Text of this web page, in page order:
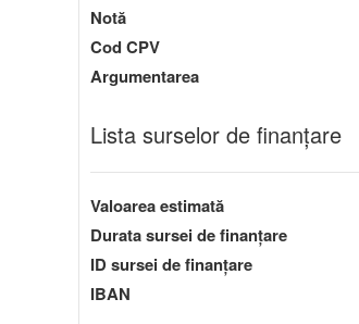
Notă
Cod CPV
Argumentarea
Lista surselor de finanțare
Valoarea estimată
Durata sursei de finanțare
ID sursei de finanțare
IBAN